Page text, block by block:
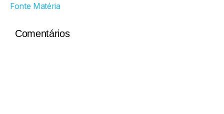
Fonte Matéria
Comentários